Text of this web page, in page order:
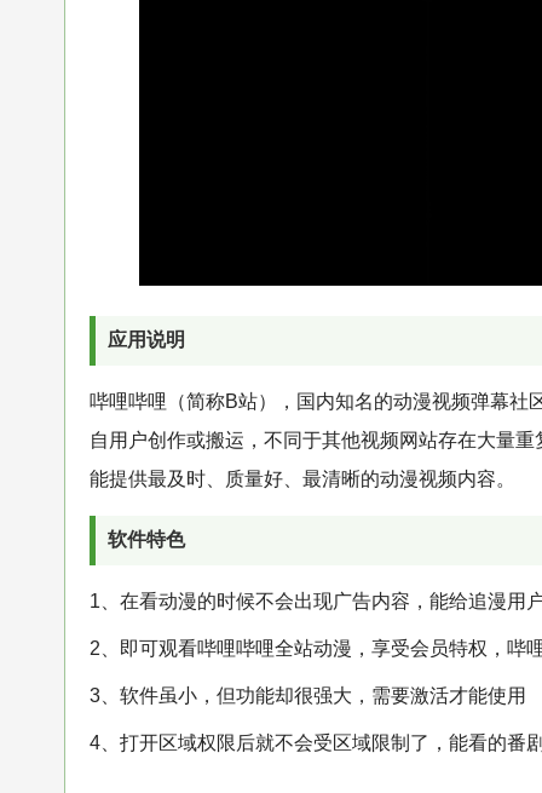
应用说明
哔哩哔哩（简称B站），国内知名的动漫视频弹幕
自用户创作或搬运，不同于其他视频网站存在大量
能提供最及时、质量好、最清晰的动漫视频内容。
软件特色
1、在看动漫的时候不会出现广告内容，能给追漫用
2、即可观看哔哩哔哩全站动漫，享受会员特权，哔
3、软件虽小，但功能却很强大，需要激活才能使用
4、打开区域权限后就不会受区域限制了，能看的番